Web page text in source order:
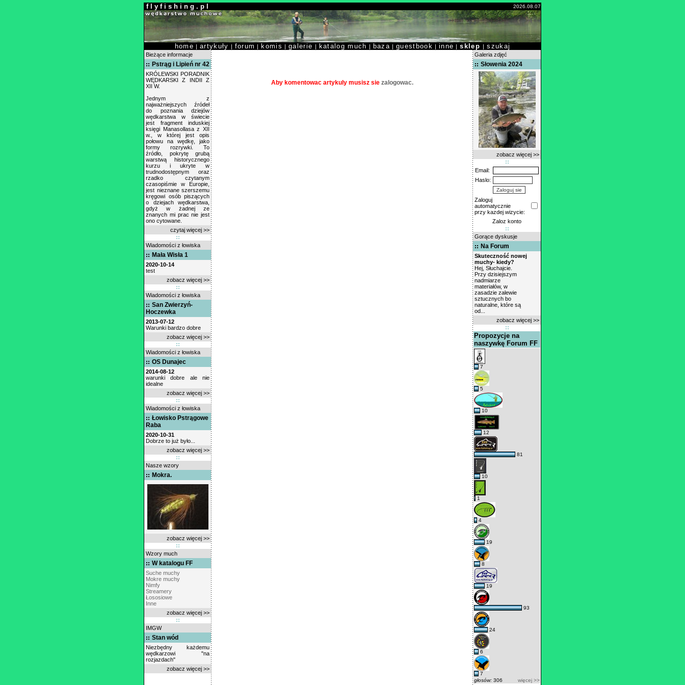
f l y f i s h i n g . p l 2026.08.07
home |artykuły | forum | komis |galerie | katalog much | baza | guestbook | inne |sklep |szukaj
Bieżące informacje
Pstrąg i Lipień nr 42
KRÓLEWSKI PORADNIK
WĘDKARSKI Z INDII Z
XII W.
Jednym z
najważniejszych źródeł
do poznania dziejów
wędkarstwa w świecie
jest fragment induskiej
księgi Manasollasa z XII
w., w której jest opis
połowu na wędkę, jako
formy rozrywki. To
źródło, pokrytę grubą
warstwą historycznego
kurzu i ukryte w
trudnodostępnym oraz
rzadko czytanym
czasopiśmie w Europie,
jest nieznane szerszemu
kręgowi osób piszących
o dziejach wędkarstwa,
gdyż w żadnej ze
znanych mi prac nie jest
ono cytowane.
czytaj więcej >>
Wiadomości z łowiska
Mała Wisła 1
2020-10-14
test
zobacz więcej >>
Wiadomości z łowiska
San Zwierzyń-
Hoczewka
2013-07-12
Warunki bardzo dobre
zobacz więcej >>
Wiadomości z łowiska
OS Dunajec
2014-08-12
warunki dobre ale nie
idealne
zobacz więcej >>
Wiadomości z łowiska
Łowisko Pstrągowe
Raba
2020-10-31
Dobrze to już było...
zobacz więcej >>
Nasze wzory
Mokra.
zobacz więcej >>
Wzory much
W katalogu FF
Suche muchy
Mokre muchy
Nimfy
Streamery
Łososiowe
Inne
zobacz więcej >>
IMGW
Stan wód
Niezbędny każdemu
wędkarzowi "na
rozjazdach"
zobacz więcej >>
Aby komentowac artykuly musisz sie zalogowac.
Galeria zdjęć
Słowenia 2024
zobacz więcej >>
Email:
Haslo:
Zaloguj
automatycznie
przy kazdej wizycie:
Zaloz konto
Gorące dyskusje
Na Forum
Skuteczność nowej
muchy- kiedy?
Hej, Słuchajcie.
Przy dzisiejszym
nadmiarze
materiałów, w
zasadzie zalewie
sztucznych bo
naturalne, które są
od...
zobacz więcej >>
Propozycje na
naszywkę Forum FF
7
5
10
12
81
10
1
4
19
8
19
93
24
6
7
głosów: 306 więcej >>